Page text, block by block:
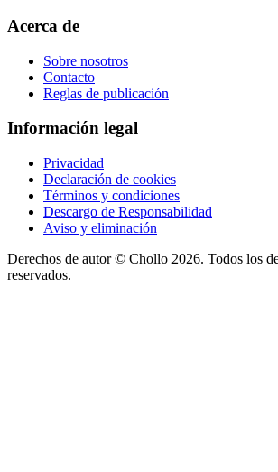
Acerca de
Sobre nosotros
Contacto
Reglas de publicación
Información legal
Privacidad
Declaración de cookies
Términos y condiciones
Descargo de Responsabilidad
Aviso y eliminación
Derechos de autor © Chollo 2026. Todos los
reservados.